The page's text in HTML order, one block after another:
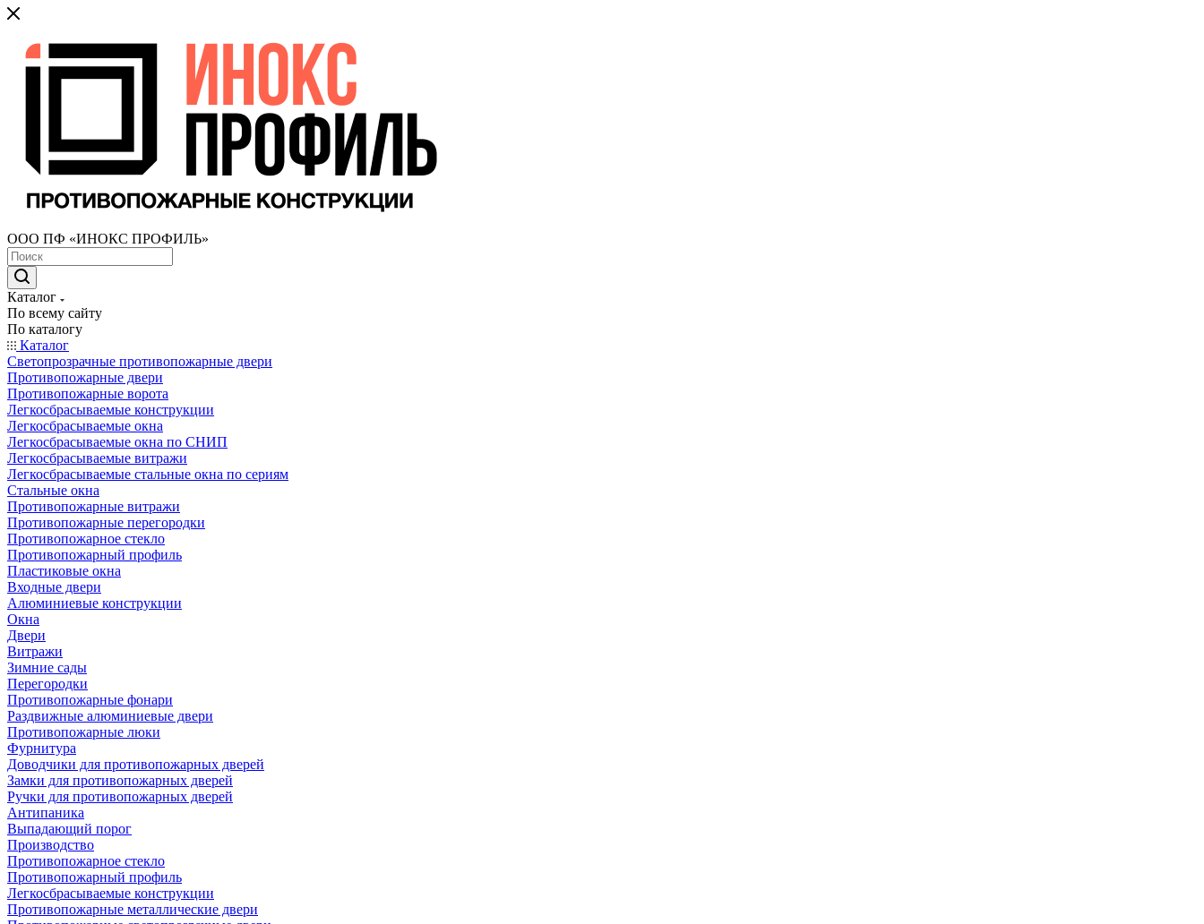
ООО ПФ «ИНОКС ПРОФИЛЬ»
Каталог
По всему сайту
По каталогу
Каталог
Светопрозрачные противопожарные двери
Противопожарные двери
Противопожарные ворота
Легкосбрасываемые конструкции
Легкосбрасываемые окна
Легкосбрасываемые окна по СНИП
Легкосбрасываемые витражи
Легкосбрасываемые стальные окна по сериям
Стальные окна
Противопожарные витражи
Противопожарные перегородки
Противопожарное стекло
Противопожарный профиль
Пластиковые окна
Входные двери
Алюминиевые конструкции
Окна
Двери
Витражи
Зимние сады
Перегородки
Противопожарные фонари
Раздвижные алюминиевые двери
Противопожарные люки
Фурнитура
Доводчики для противопожарных дверей
Замки для противопожарных дверей
Ручки для противопожарных дверей
Антипаника
Выпадающий порог
Производство
Противопожарное стекло
Противопожарный профиль
Легкосбрасываемые конструкции
Противопожарные металлические двери